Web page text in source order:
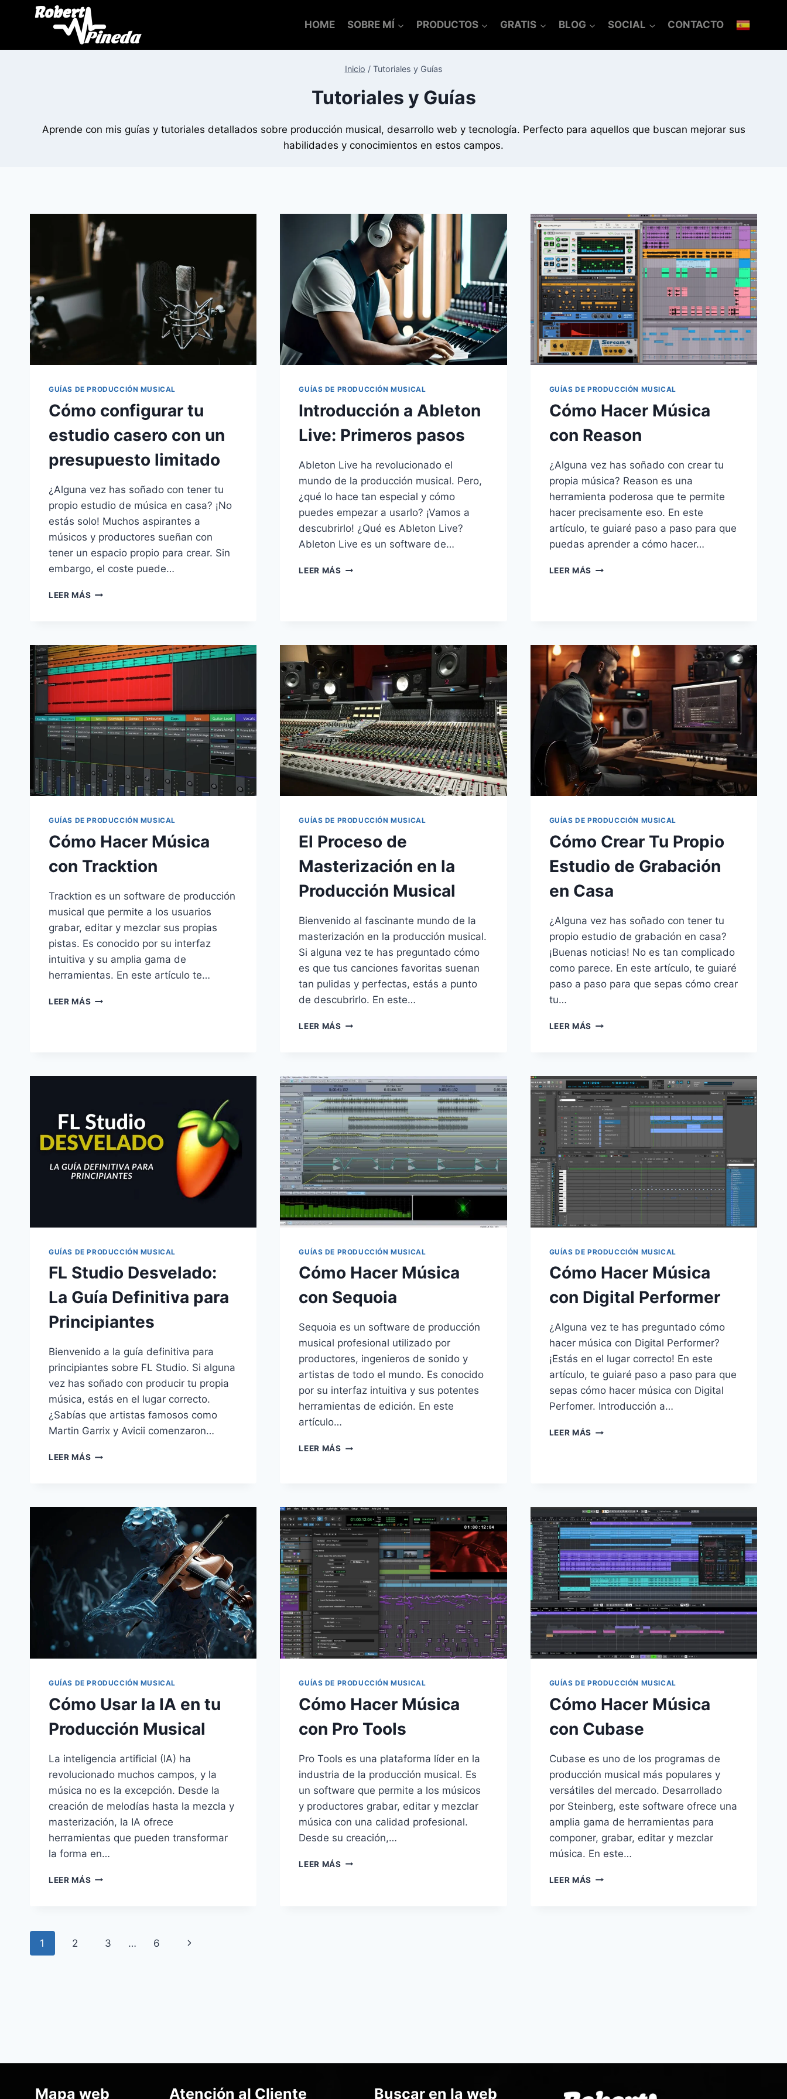
HOME SOBRE MÍ PRODUCTOS GRATIS BLOG SOCIAL CONTACTO
Inicio / Tutoriales y Guías
Tutoriales y Guías
Aprende con mis guías y tutoriales detallados sobre producción musical, desarrollo web y tecnología. Perfecto para aquellos que buscan mejorar sus
habilidades y conocimientos en estos campos.
GUÍAS DE PRODUCCIÓN MUSICAL
Cómo configurar tu
estudio casero con un
presupuesto limitado
¿Alguna vez has soñado con tener tu
propio estudio de música en casa? ¡No
estás solo! Muchos aspirantes a
músicos y productores sueñan con
tener un espacio propio para crear. Sin
embargo, el coste puede…
LEER MÁS
GUÍAS DE PRODUCCIÓN MUSICAL
Introducción a Ableton
Live: Primeros pasos
Ableton Live ha revolucionado el
mundo de la producción musical. Pero,
¿qué lo hace tan especial y cómo
puedes empezar a usarlo? ¡Vamos a
descubrirlo! ¿Qué es Ableton Live?
Ableton Live es un software de…
LEER MÁS
GUÍAS DE PRODUCCIÓN MUSICAL
Cómo Hacer Música
con Reason
¿Alguna vez has soñado con crear tu
propia música? Reason es una
herramienta poderosa que te permite
hacer precisamente eso. En este
artículo, te guiaré paso a paso para que
puedas aprender a cómo hacer…
LEER MÁS
GUÍAS DE PRODUCCIÓN MUSICAL
Cómo Hacer Música
con Tracktion
Tracktion es un software de producción
musical que permite a los usuarios
grabar, editar y mezclar sus propias
pistas. Es conocido por su interfaz
intuitiva y su amplia gama de
herramientas. En este artículo te…
LEER MÁS
GUÍAS DE PRODUCCIÓN MUSICAL
El Proceso de
Masterización en la
Producción Musical
Bienvenido al fascinante mundo de la
masterización en la producción musical.
Si alguna vez te has preguntado cómo
es que tus canciones favoritas suenan
tan pulidas y perfectas, estás a punto
de descubrirlo. En este…
LEER MÁS
GUÍAS DE PRODUCCIÓN MUSICAL
Cómo Crear Tu Propio
Estudio de Grabación
en Casa
¿Alguna vez has soñado con tener tu
propio estudio de grabación en casa?
¡Buenas noticias! No es tan complicado
como parece. En este artículo, te guiaré
paso a paso para que sepas cómo crear
tu…
LEER MÁS
GUÍAS DE PRODUCCIÓN MUSICAL
FL Studio Desvelado:
La Guía Definitiva para
Principiantes
Bienvenido a la guía definitiva para
principiantes sobre FL Studio. Si alguna
vez has soñado con producir tu propia
música, estás en el lugar correcto.
¿Sabías que artistas famosos como
Martin Garrix y Avicii comenzaron…
LEER MÁS
GUÍAS DE PRODUCCIÓN MUSICAL
Cómo Hacer Música
con Sequoia
Sequoia es un software de producción
musical profesional utilizado por
productores, ingenieros de sonido y
artistas de todo el mundo. Es conocido
por su interfaz intuitiva y sus potentes
herramientas de edición. En este
artículo…
LEER MÁS
GUÍAS DE PRODUCCIÓN MUSICAL
Cómo Hacer Música
con Digital Performer
¿Alguna vez te has preguntado cómo
hacer música con Digital Performer?
¡Estás en el lugar correcto! En este
artículo, te guiaré paso a paso para que
sepas cómo hacer música con Digital
Perfomer. Introducción a…
LEER MÁS
GUÍAS DE PRODUCCIÓN MUSICAL
Cómo Usar la IA en tu
Producción Musical
La inteligencia artificial (IA) ha
revolucionado muchos campos, y la
música no es la excepción. Desde la
creación de melodías hasta la mezcla y
masterización, la IA ofrece
herramientas que pueden transformar
la forma en…
LEER MÁS
GUÍAS DE PRODUCCIÓN MUSICAL
Cómo Hacer Música
con Pro Tools
Pro Tools es una plataforma líder en la
industria de la producción musical. Es
un software que permite a los músicos
y productores grabar, editar y mezclar
música con una calidad profesional.
Desde su creación,…
LEER MÁS
GUÍAS DE PRODUCCIÓN MUSICAL
Cómo Hacer Música
con Cubase
Cubase es uno de los programas de
producción musical más populares y
versátiles del mercado. Desarrollado
por Steinberg, este software ofrece una
amplia gama de herramientas para
componer, grabar, editar y mezclar
música. En este…
LEER MÁS
1 2 3 … 6
Mapa web Atención al Cliente Buscar en la web